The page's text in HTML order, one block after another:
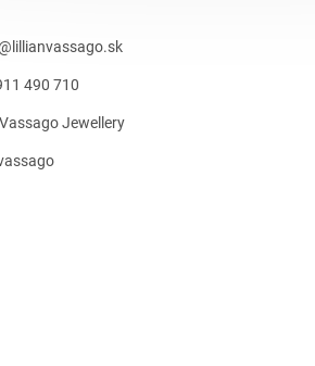
lillianvassago.sk
490 710
Jewellery